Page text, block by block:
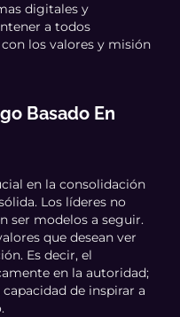
digitales y
a todos
los valores y misión
Basado En
en la consolidación
Los líderes no
ser modelos a seguir.
que desean ver
Es decir, el
en la autoridad;
de inspirar a